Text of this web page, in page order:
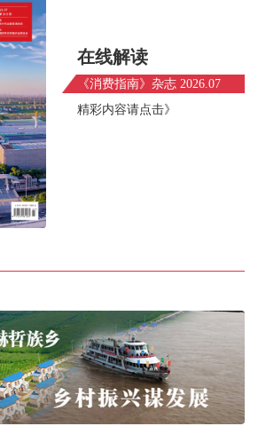
在线解读
《消费指南》杂志 2026.07
精彩内容请点击》